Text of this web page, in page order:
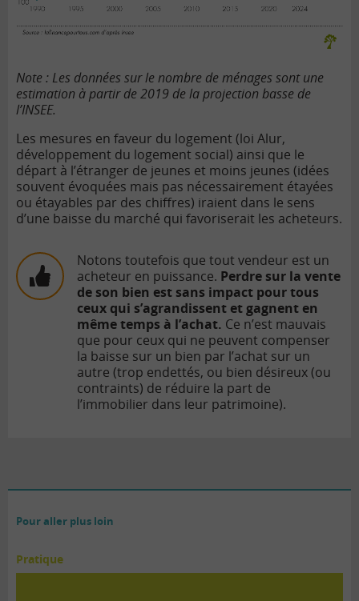
Note : Les données sur le nombre de ménages sont une
estimation à partir de 2019 de la projection basse de
l’INSEE.
Les mesures en faveur du logement (loi Alur,
développement du logement social) ainsi que le
départ à l’étranger de jeunes et moins jeunes (idées
souvent évoquées mais pas nécessairement étayées
ou étayables par des chiffres) iraient dans le sens
d’une baisse du marché qui favoriserait les acheteurs.
Notons toutefois que tout vendeur est un
acheteur en puissance. Perdre sur la vente
de son bien est sans impact pour tous
ceux qui s’agrandissent et gagnent en
même temps à l’achat. Ce n’est mauvais
que pour ceux qui ne peuvent compenser
la baisse sur un bien par l’achat sur un
autre (trop endettés, ou bien désireux (ou
contraints) de réduire la part de
l’immobilier dans leur patrimoine).
Pour aller plus loin
Pratique